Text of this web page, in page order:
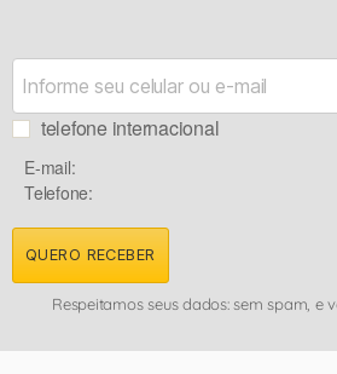
telefone internacional
E-mail:
Telefone:
QUERO RECEBER
Respeitamos seus dados: sem spam, e